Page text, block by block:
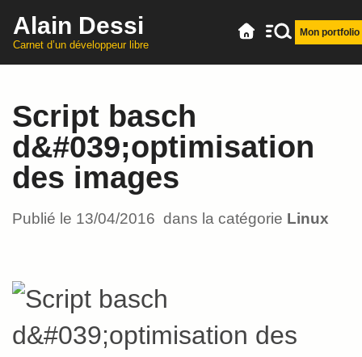
Alain Dessi
Carnet d’un développeur libre
Mon portfolio
Script basch
d&#039;optimisation
des images
Publié le 13/04/2016 dans la catégorie Linux